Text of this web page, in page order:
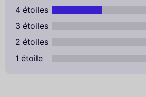
4 étoiles
3 étoiles
2 étoiles
1 étoile